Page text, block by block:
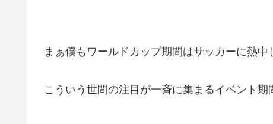
まぁ僕もワールドカップ期間はサッカーに熱
こういう世間の注目が一斉に集まるイベント